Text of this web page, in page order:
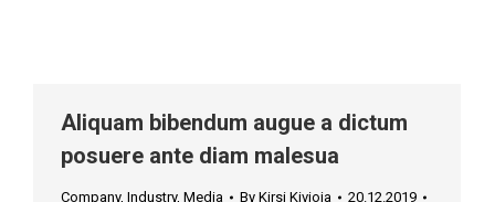
Aliquam bibendum augue a dictum
posuere ante diam malesua
Company, Industry, Media By Kirsi Kivioja
20.12.2019